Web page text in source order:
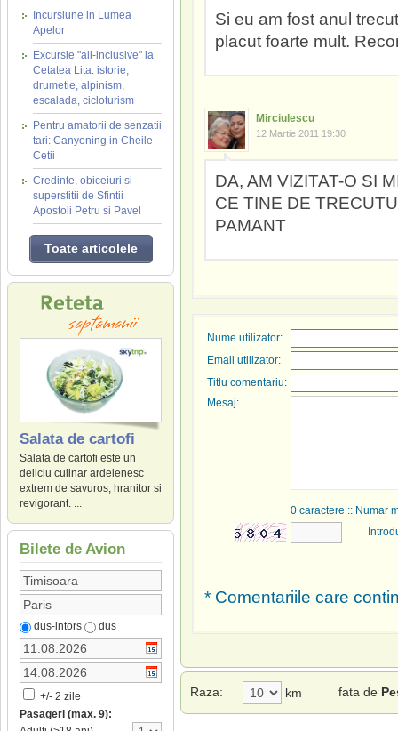
Incursiune in Lumea
Apelor
Excursie "all-inclusive" la
Cetatea Lita: istorie,
drumetie, alpinism,
escalada, cicloturism
Pentru amatorii de senzatii
tari: Canyoning in Cheile
Cetii
Credinte, obiceiuri si
superstitii de Sfintii
Apostoli Petru si Pavel
Toate articolele
Salata de cartofi
Salata de cartofi este un
deliciu culinar ardelenesc
extrem de savuros, hranitor si
revigorant. ...
Bilete de Avion
dus-intors dus
+/- 2 zile
Pasageri (max. 9):
Si eu am fost anul
placut foarte mult.
Mirciulescu
12 Martie 2011 19:30
DA, AM VIZITAT-O SI
CE TINE DE
PAMANT
Nume utilizator:
Email utilizator:
Titlu comentariu:
Mesaj:
0 caractere :: Numar
* Comentariile care
Raza: km fata de